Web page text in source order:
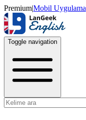
Premium|Mobil Uygulama
Toggle navigation